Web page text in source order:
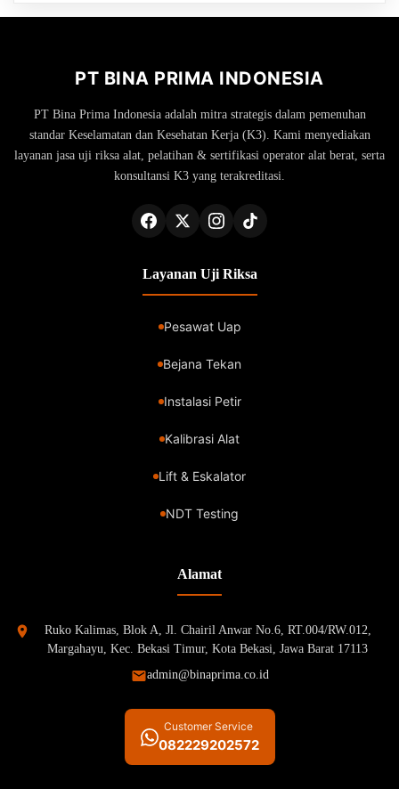
PT BINA PRIMA INDONESIA
PT Bina Prima Indonesia adalah mitra strategis dalam pemenuhan
standar Keselamatan dan Kesehatan Kerja (K3). Kami menyediakan
layanan jasa uji riksa alat, pelatihan & sertifikasi operator alat berat, serta
konsultansi K3 yang terakreditasi.
Layanan Uji Riksa
Pesawat Uap
Bejana Tekan
Instalasi Petir
Kalibrasi Alat
Lift & Eskalator
NDT Testing
Alamat
Ruko Kalimas, Blok A, Jl. Chairil Anwar No.6, RT.004/RW.012,
Margahayu, Kec. Bekasi Timur, Kota Bekasi, Jawa Barat 17113
admin@binaprima.co.id
Customer Service
082229202572